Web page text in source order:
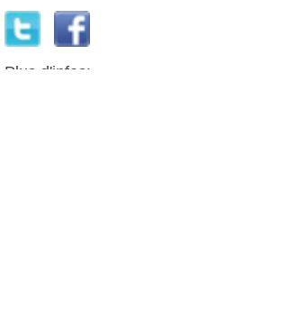
Plus d'infos: